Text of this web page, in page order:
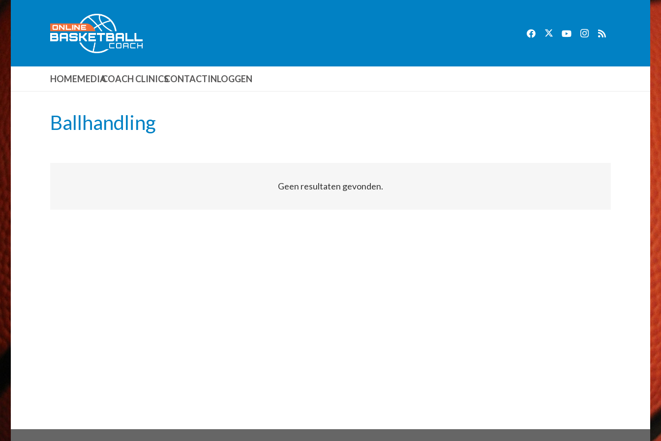
HOMEMEDIACOACH CLINICSCONTACTINLOGGEN
Ballhandling
Geen resultaten gevonden.